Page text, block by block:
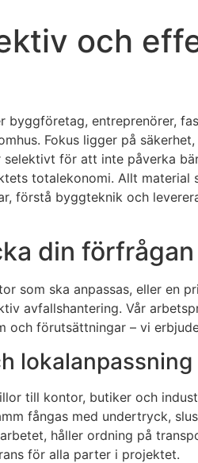
och
entreprenörer,
Fokus ligger på
för att inte påverka
totalekonomi. Allt
förstå byggteknik och
din
ska anpassas, eller en
avfallshantering. Vår
förutsättningar – vi
lokalanpassning
till kontor, butiker och
fångas med undertryck,
håller ordning på
för alla parter i projektet.